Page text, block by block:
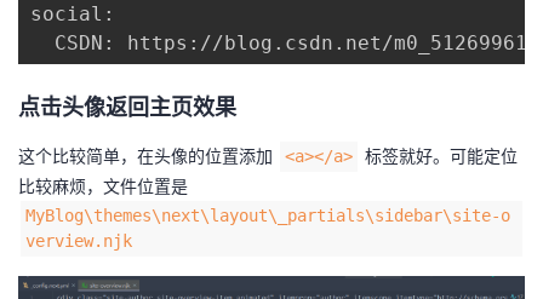
social:
点击头像返回主页效果
这个比较简单，在头像的位置添加 <a></a>
标签就好。可能定位
比较麻烦，文件位置是
MyBlog\themes\next\layout\_partials\sidebar\site-o
verview.njk